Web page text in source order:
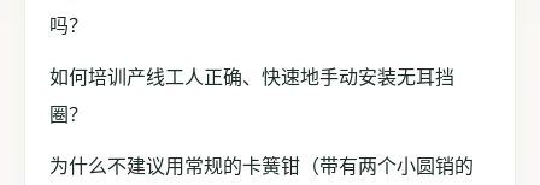
吗？
如何培训产线工人正确、快速地手动安装无耳挡
圈？
为什么不建议用常规的卡簧钳（带有两个小圆销的